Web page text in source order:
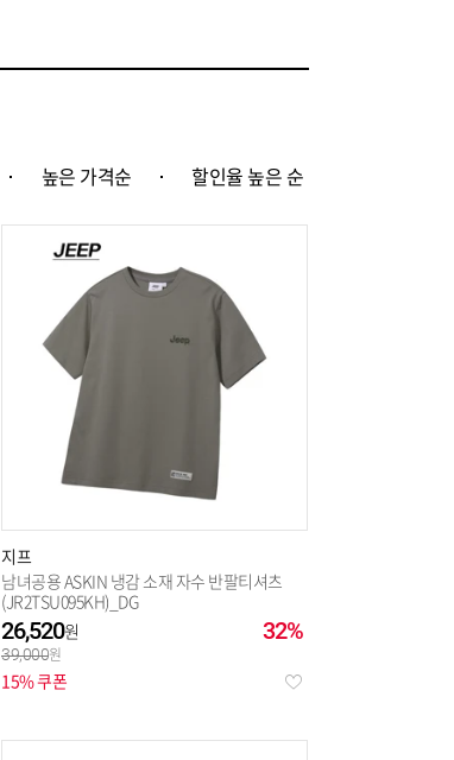
높은 가격순 할인율 높은 순
지프
남녀공용 ASKIN 냉감 소재 자수 반팔티셔츠
(JR2TSU095KH)_DG
32%
26,520
39,000
15% 쿠폰